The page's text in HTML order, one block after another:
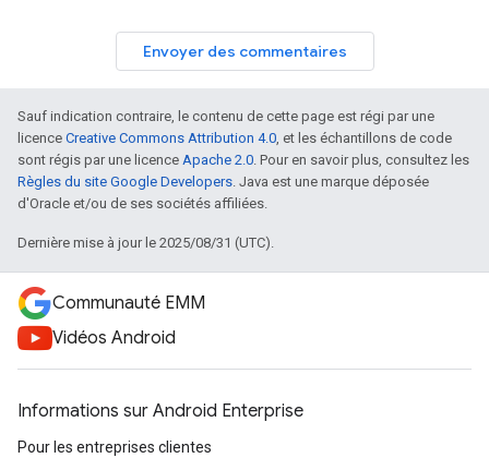
Envoyer des commentaires
Sauf indication contraire, le contenu de cette page est régi par une
licence Creative Commons Attribution 4.0, et les échantillons de code
sont régis par une licence Apache 2.0. Pour en savoir plus, consultez les
Règles du site Google Developers. Java est une marque déposée
d'Oracle et/ou de ses sociétés affiliées.
Dernière mise à jour le 2025/08/31 (UTC).
Communauté EMM
Vidéos Android
Informations sur Android Enterprise
Pour les entreprises clientes